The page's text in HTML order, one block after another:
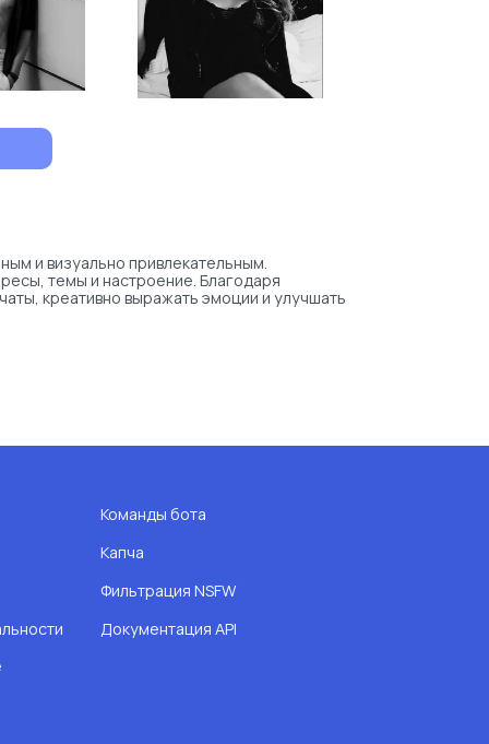
и визуально привлекательным.
темы и настроение. Благодаря
креативно выражать эмоции и улучшать
Команды бота
Капча
Фильтрация NSFW
Документация API